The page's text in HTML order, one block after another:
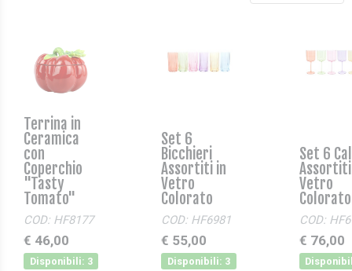
Terrina in
Ceramica
con
Coperchio
"Tasty
Tomato"
COD: HF8177
€ 46,00
Disponibili: 3
Set 6
Bicchieri
Assortiti in
Vetro
Colorato
COD: HF6981
€ 55,00
Disponibili: 3
Set 6
Vetro
Colorato
COD:
€ 76,00